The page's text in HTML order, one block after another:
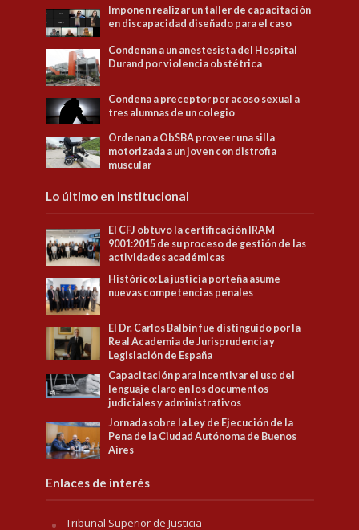
Imponen realizar un taller de capacitación
en discapacidad diseñado para el caso
Condenan a un anestesista del Hospital
Durand por violencia obstétrica
Condena a preceptor por acoso sexual a
tres alumnas de un colegio
Ordenan a ObSBA proveer una silla
motorizada a un joven con distrofia
muscular
Lo último en Institucional
El CFJ obtuvo la certificación IRAM
9001:2015 de su proceso de gestión de las
actividades académicas
Histórico: La justicia porteña asume
nuevas competencias penales
El Dr. Carlos Balbín fue distinguido por la
Real Academia de Jurisprudencia y
Legislación de España
Capacitación para Incentivar el uso del
lenguaje claro en los documentos
judiciales y administrativos
Jornada sobre la Ley de Ejecución de la
Pena de la Ciudad Autónoma de Buenos
Aires
Enlaces de interés
Tribunal Superior de Justicia